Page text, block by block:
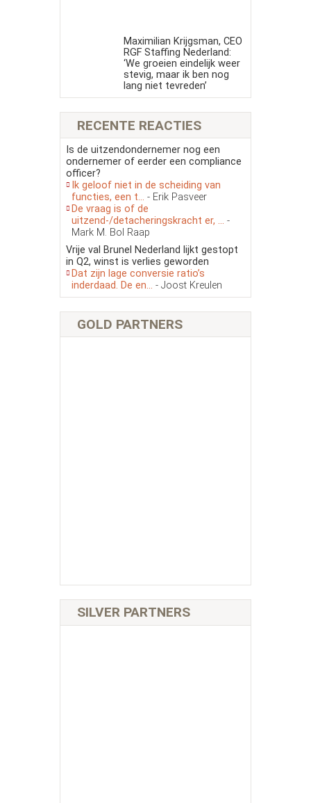
Maximilian Krijgsman, CEO
RGF Staffing Nederland:
‘We groeien eindelijk weer
stevig, maar ik ben nog
lang niet tevreden’
RECENTE REACTIES
Is de uitzendondernemer nog een
ondernemer of eerder een compliance
officer?
Ik geloof niet in de scheiding van
functies, een t... - Erik Pasveer
De vraag is of de
uitzend-/detacheringskracht er, ... -
Mark M. Bol Raap
Vrije val Brunel Nederland lijkt gestopt
in Q2, winst is verlies geworden
Dat zijn lage conversie ratio’s
inderdaad. De en... - Joost Kreulen
GOLD PARTNERS
SILVER PARTNERS